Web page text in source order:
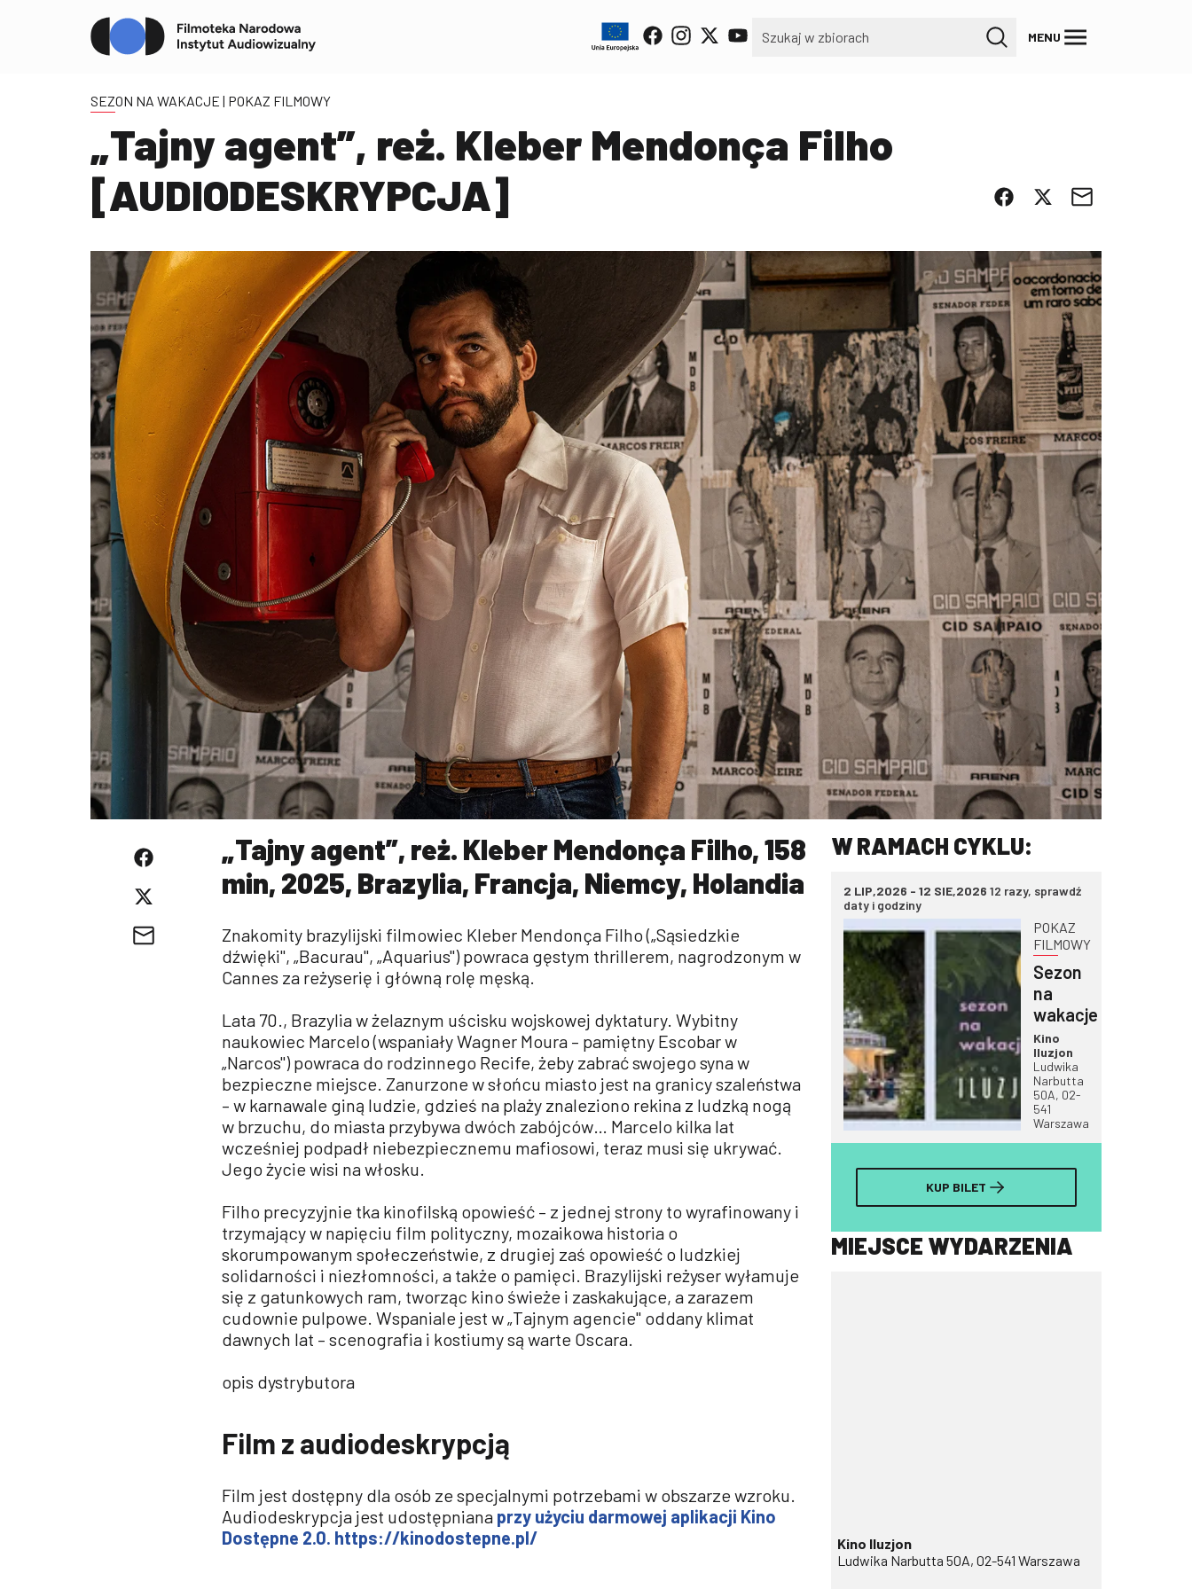
MENU
SEZON NA WAKACJE | POKAZ FILMOWY
„Tajny agent”, reż. Kleber Mendonça Filho
[AUDIODESKRYPCJA]
„Tajny agent”, reż. Kleber Mendonça Filho, 158
min, 2025, Brazylia, Francja, Niemcy, Holandia
Znakomity brazylijski filmowiec Kleber Mendonça Filho („Sąsiedzkie
dźwięki", „Bacurau", „Aquarius") powraca gęstym thrillerem, nagrodzonym w
Cannes za reżyserię i główną rolę męską.
Lata 70., Brazylia w żelaznym uścisku wojskowej dyktatury. Wybitny
naukowiec Marcelo (wspaniały Wagner Moura – pamiętny Escobar w
„Narcos") powraca do rodzinnego Recife, żeby zabrać swojego syna w
bezpieczne miejsce. Zanurzone w słońcu miasto jest na granicy szaleństwa
– w karnawale giną ludzie, gdzieś na plaży znaleziono rekina z ludzką nogą
w brzuchu, do miasta przybywa dwóch zabójców… Marcelo kilka lat
wcześniej podpadł niebezpiecznemu mafiosowi, teraz musi się ukrywać.
Jego życie wisi na włosku.
Filho precyzyjnie tka kinofilską opowieść – z jednej strony to wyrafinowany i
trzymający w napięciu film polityczny, mozaikowa historia o
skorumpowanym społeczeństwie, z drugiej zaś opowieść o ludzkiej
solidarności i niezłomności, a także o pamięci. Brazylijski reżyser wyłamuje
się z gatunkowych ram, tworząc kino świeże i zaskakujące, a zarazem
cudownie pulpowe. Wspaniale jest w „Tajnym agencie" oddany klimat
dawnych lat – scenografia i kostiumy są warte Oscara.
opis dystrybutora
Film z audiodeskrypcją
Film jest dostępny dla osób ze specjalnymi potrzebami w obszarze wzroku.
Audiodeskrypcja jest udostępniana przy użyciu darmowej aplikacji Kino
Dostępne 2.0. https://kinodostepne.pl/
W RAMACH CYKLU:
2 LIP,2026 - 12 SIE,2026 12 razy, sprawdź
daty i godziny
POKAZ
FILMOWY
Sezon
na
wakacje
Kino
Iluzjon
Ludwika
Narbutta
50A, 02-
541
Warszawa
KUP BILET
MIEJSCE WYDARZENIA
Kino Iluzjon
Ludwika Narbutta 50A, 02-541 Warszawa